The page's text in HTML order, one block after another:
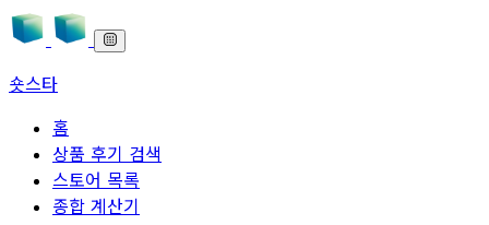
숏스타
홈
상품 후기 검색
스토어 목록
종합 계산기